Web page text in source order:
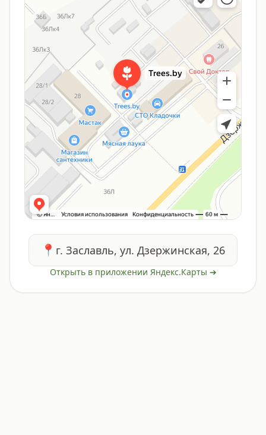
📍 г. Заславль, ул. Дзержинская, 26
Открыть в приложении Яндекс.Карты ➔